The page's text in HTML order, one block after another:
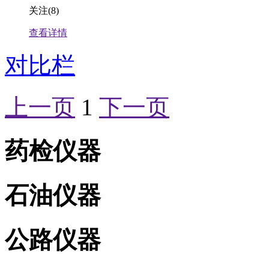
关注(8)
查看详情
对比栏
上一页 1 下一页
药检仪器
石油仪器
公路仪器